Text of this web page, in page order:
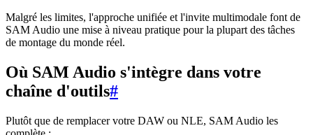
Malgré les limites, l'approche unifiée et l'invite multimodale font de
SAM Audio une mise à niveau pratique pour la plupart des tâches
de montage du monde réel.
Où SAM Audio s'intègre dans votre
chaîne d'outils#
Plutôt que de remplacer votre DAW ou NLE, SAM Audio les